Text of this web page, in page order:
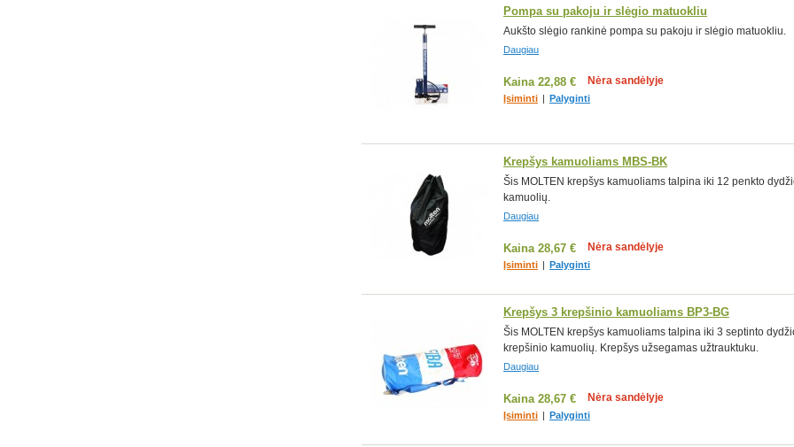
Pompa su pakoju ir slėgio matuokliu
Aukšto slėgio rankinė pompa su pakoju ir slėgio matuokliu.
Daugiau
Kaina 22,88 € Nėra sandėlyje
Įsiminti | Palyginti
Krepšys kamuoliams MBS-BK
Šis MOLTEN krepšys kamuoliams talpina iki 12 penkto
kamuolių.
Daugiau
Kaina 28,67 € Nėra sandėlyje
Įsiminti | Palyginti
Krepšys 3 krepšinio kamuoliams BP3-BG
Šis MOLTEN krepšys kamuoliams talpina iki 3 septinto
krepšinio kamuolių. Krepšys užsegamas užtrauktuku.
Daugiau
Kaina 28,67 € Nėra sandėlyje
Įsiminti | Palyginti